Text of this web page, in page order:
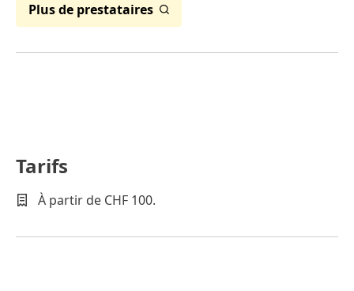
Plus de prestataires
Tarifs
À partir de CHF 100.